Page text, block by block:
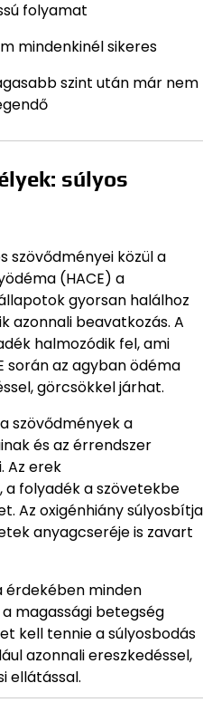
folyamat
mindenkinél sikeres
szint után már nem
súlyos
szövődményei közül a
(HACE) a
gyorsan halálhoz
azonnali beavatkozás. A
halmozódik fel, ami
során az agyban ödéma
görcsökkel járhat.
szövődmények a
és az érrendszer
Az erek
folyadék a szövetekbe
Az oxigénhiány súlyosbítja
anyagcseréje is zavart
érdekében minden
magassági betegség
kell tennie a súlyosbodás
azonnali ereszkedéssel,
ellátással.